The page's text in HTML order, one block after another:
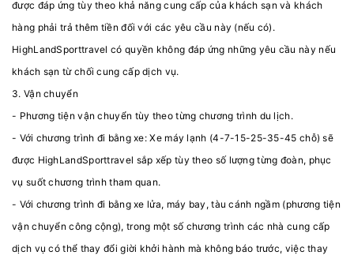
được đáp ứng tùy theo khả năng cung cấp của khách sạn và khách
hàng phải trả thêm tiền đối với các yêu cầu này (nếu có).
HighLandSporttravel có quyền không đáp ứng những yêu cầu này nếu
khách sạn từ chối cung cấp dịch vụ.
3. Vận chuyển
- Phương tiện vận chuyển tùy theo từng chương trình du lịch.
- Với chương trình đi bằng xe: Xe máy lạnh (4-7-15-25-35-45 chỗ) sẽ
được HighLandSporttravel sắp xếp tùy theo số lượng từng đoàn, phục
vụ suốt chương trình tham quan.
- Với chương trình đi bằng xe lửa, máy bay, tàu cánh ngầm (phương tiện
vận chuyển công cộng), trong một số chương trình các nhà cung cấp
dịch vụ có thể thay đổi giời khởi hành mà không báo trước, việc thay